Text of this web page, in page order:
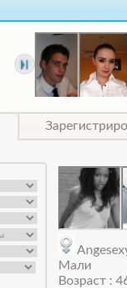
Мали
Возраст :